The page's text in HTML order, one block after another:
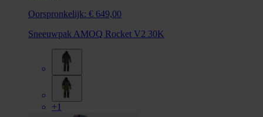
Oorspronkelijk: € 649,00
Sneeuwpak AMOQ Rocket V2 30K
+1